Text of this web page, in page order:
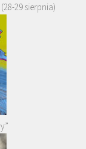
29 sierpnia)